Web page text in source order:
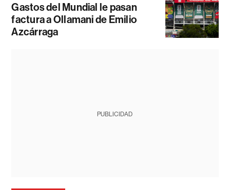
Gastos del Mundial le pasan
factura a Ollamani de Emilio
Azcárraga
PUBLICIDAD